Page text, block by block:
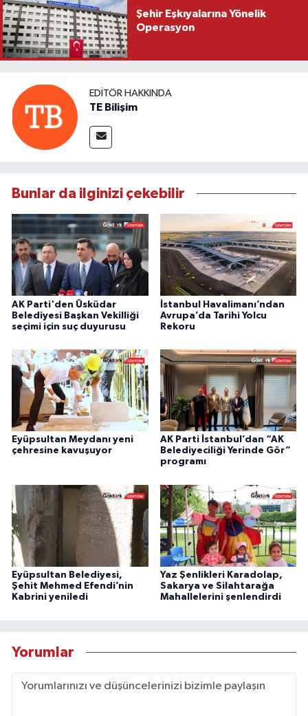
Şehir Eşkıyalarına Yönelik
Operasyon
EDITÖR HAKKINDA
TE Bilişim
Bunlar da ilginizi çekebilir
AK Parti'den Üsküdar
Belediyesi Başkan Vekilliği
seçimi için suç duyurusu
İstanbul Havalimanı’ndan
Avrupa’da Tarihi Yolcu
Rekoru
Eyüpsultan Meydanı yeni
çehresine kavuşuyor
AK Parti İstanbul’dan “AK
Belediyeciliği Yerinde Gör”
programı
Eyüpsultan Belediyesi,
Şehit Mehmed Efendi’nin
Kabrini yeniledi
Yaz Şenlikleri Karadolap,
Sakarya ve Silahtarağa
Mahallelerini şenlendirdi
Yorumlar